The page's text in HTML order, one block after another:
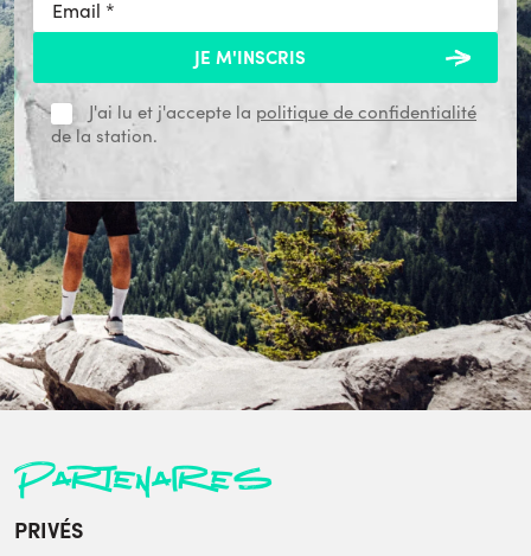
J'ai lu et j'accepte la politique de confidentialité
de la station.
Partenaires
PRIVÉS